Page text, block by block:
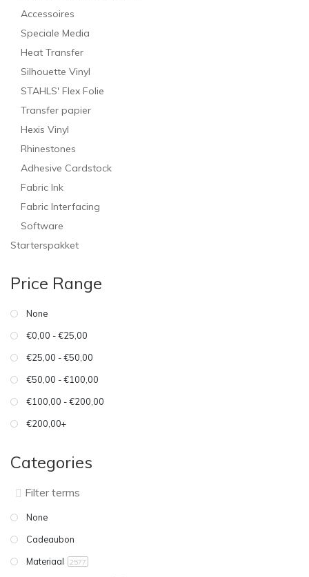
Accessoires
Speciale Media
Heat Transfer
Silhouette Vinyl
STAHLS' Flex Folie
Transfer papier
Hexis Vinyl
Rhinestones
Adhesive Cardstock
Fabric Ink
Fabric Interfacing
Software
Starterspakket
Price Range
None
€0,00 - €25,00
€25,00 - €50,00
€50,00 - €100,00
€100,00 - €200,00
€200,00+
Categories
None
Cadeaubon
Materiaal
2577